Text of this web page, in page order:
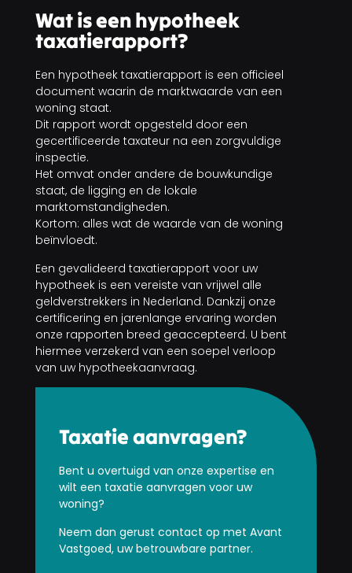
Wat is een hypotheek
taxatierapport?
Een hypotheek taxatierapport is een officieel
document waarin de marktwaarde van een
woning staat.
Dit rapport wordt opgesteld door een
gecertificeerde taxateur na een zorgvuldige
inspectie.
Het omvat onder andere de bouwkundige
staat, de ligging en de lokale
marktomstandigheden.
Kortom: alles wat de waarde van de woning
beïnvloedt.
Een gevalideerd taxatierapport voor uw
hypotheek is een vereiste van vrijwel alle
geldverstrekkers in Nederland. Dankzij onze
certificering en jarenlange ervaring worden
onze rapporten breed geaccepteerd. U bent
hiermee verzekerd van een soepel verloop
van uw hypotheekaanvraag.
Taxatie aanvragen?
Bent u overtuigd van onze expertise en
wilt een taxatie aanvragen voor uw
woning?
Neem dan gerust contact op met Avant
Vastgoed, uw betrouwbare partner.